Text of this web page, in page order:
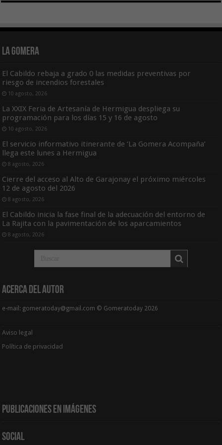
La Gomera
El Cabildo rebaja a grado 0 las medidas preventivas por
riesgo de incendios forestales
10 agosto, 2026
La XXIX Feria de Artesanía de Hermigua despliega su
programación para los días 15 y 16 de agosto
10 agosto, 2026
El servicio informativo itinerante de ‘La Gomera Acompaña’
llega este lunes a Hermigua
8 agosto, 2026
Cierre del acceso al Alto de Garajonay el próximo miércoles
12 de agosto del 2026
8 agosto, 2026
El Cabildo inicia la fase final de la adecuación del entorno de
La Rajita con la pavimentación de los aparcamientos
8 agosto, 2026
Acerca del Autor
e-mail: gomeratoday@gmail.com © Gomeratoday 2026
Aviso legal
Política de privacidad
Publicaciones en Imágenes
Social